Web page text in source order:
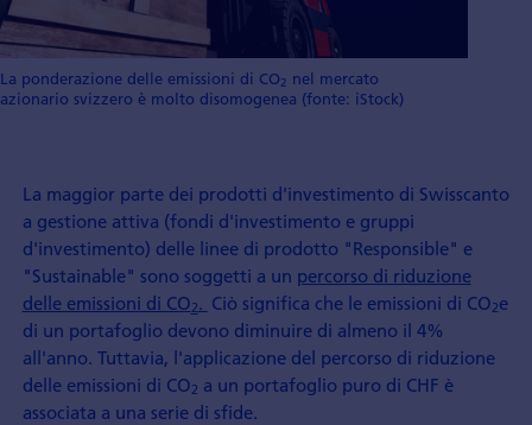
La ponderazione delle emissioni di CO2 nel mercato
azionario svizzero è molto disomogenea (fonte: iStock)
La maggior parte dei prodotti d'investimento di Swisscanto
a gestione attiva (fondi d'investimento e gruppi
d'investimento) delle linee di prodotto "Responsible" e
"Sustainable" sono soggetti a un percorso di riduzione
delle emissioni di CO2. Ciò significa che le emissioni di CO2e
di un portafoglio devono diminuire di almeno il 4%
all'anno. Tuttavia, l'applicazione del percorso di riduzione
delle emissioni di CO2 a un portafoglio puro di CHF è
associata a una serie di sfide.